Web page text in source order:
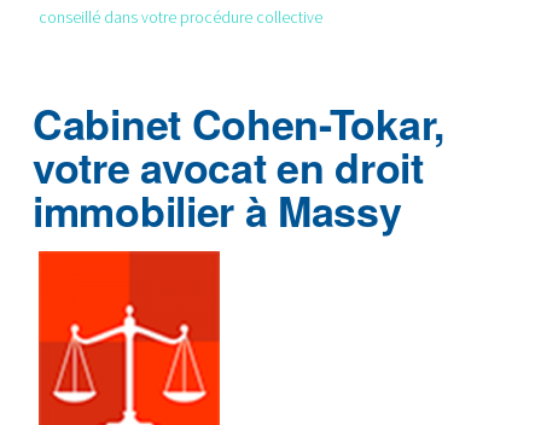
conseillé dans votre procédure collective
Cabinet Cohen-Tokar,
votre avocat en droit
immobilier à Massy